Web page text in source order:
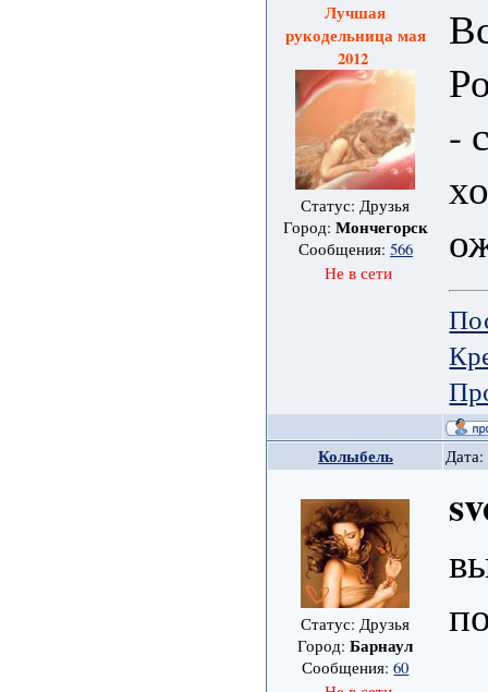
Лучшая
рукодельница мая
2012
Статус: Друзья
Город: Мончегорск
Сообщения: 566
Не в сети
-
Колыбель
Статус: Друзья
Город:Барнаул
Сообщения:60